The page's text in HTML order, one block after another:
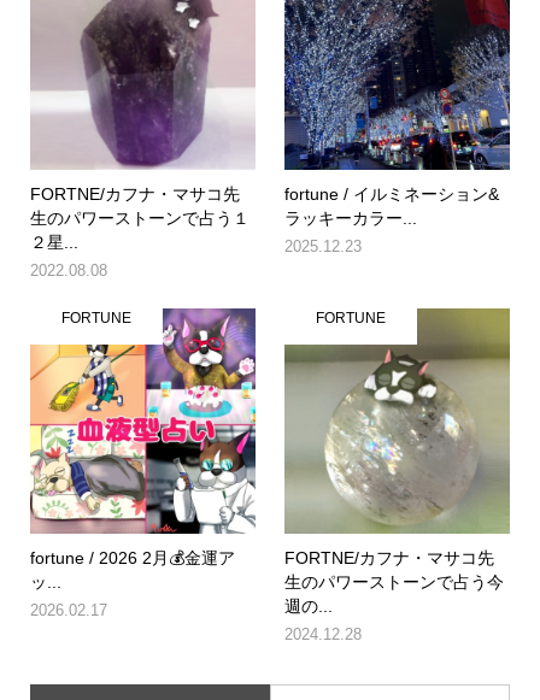
FORTNE/カフナ・マサコ先
生のパワーストーンで占う１
２星...
2022.08.08
fortune / イルミネーション&
ラッキーカラー...
2025.12.23
FORTUNE
fortune / 2026 2月💰金運ア
ッ...
2026.02.17
FORTUNE
FORTNE/カフナ・マサコ先
生のパワーストーンで占う今
週の...
2024.12.28